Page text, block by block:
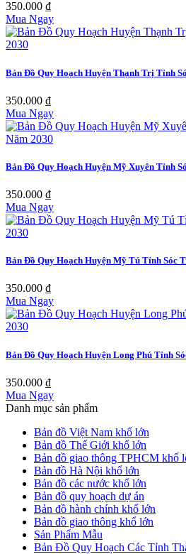
350.000 ₫
Mua Ngay
Bản Đồ Quy Hoạch Huyện Thạnh Trị Tỉnh
350.000 ₫
Mua Ngay
Bản Đồ Quy Hoạch Huyện Mỹ Xuyên Tỉnh
350.000 ₫
Mua Ngay
Bản Đồ Quy Hoạch Huyện Mỹ Tú Tỉnh Sóc
350.000 ₫
Mua Ngay
Bản Đồ Quy Hoạch Huyện Long Phú Tỉnh
350.000 ₫
Mua Ngay
Danh mục sản phẩm
Bản đồ Việt Nam khổ lớn
Bản đồ Thế Giới khổ lớn
Bản đồ giao thông TPHCM khổ
Bản đồ Hà Nội khổ lớn
Bản đồ các nước khổ lớn
Bản đồ quy hoạch dự án
Bản đồ hành chính khổ lớn
Bản đồ giao thông khổ lớn
Sản Phẩm Mẫu
Bản Đồ Quy Hoạch Các Tỉnh